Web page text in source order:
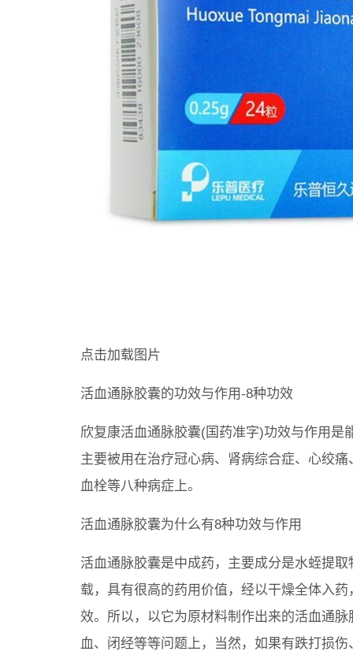
点击加载图片
活血通脉胶囊的功效与作用-8种功效
欣复康活血通脉胶囊(国药准字)功效与作用
主要被用在治疗冠心病、肾病综合症、心绞
血栓等八种病症上。
活血通脉胶囊为什么有8种功效与作用
活血通脉胶囊是中成药，主要成分是水蛭提
载，具有很高的药用价值，经以干燥全体入
效。所以，以它为原材料制作出来的活血通
血、闭经等等问题上，当然，如果有跌打损